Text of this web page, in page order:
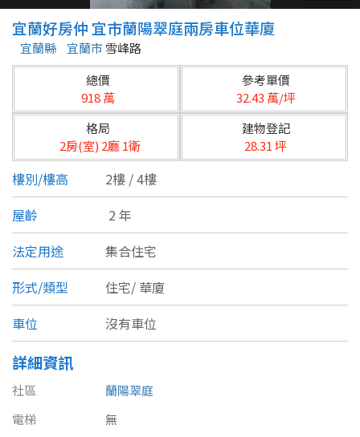
縣市
不限
台北市
基隆市
新北市
宜蘭縣
桃園市
新竹市
新竹縣
苗栗縣
區域
類型(可複選)
不拘 公寓
別墅 透天厝
辦公
廠辦
坪數
宜蘭好房仲 宜市蘭陽翠庭兩房車位華廈
宜蘭縣 宜蘭市雪峰路
總價
918 萬
參考單價
32.43 萬/坪
格局
2房(室) 2廳 1衛
建物登記
28.31 坪
樓別/樓高
2樓 / 4樓
屋齡
2 年
法定用途
集合住宅
形式/類型
住宅/ 華廈
車位
沒有車位
詳細資訊
社區
蘭陽翠庭
電梯
無